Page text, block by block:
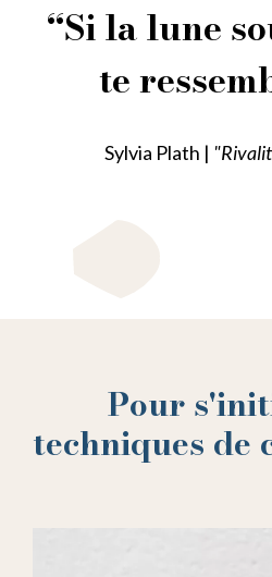
“Si la lune
te
Sylvia Plath |
Pour
techniques de